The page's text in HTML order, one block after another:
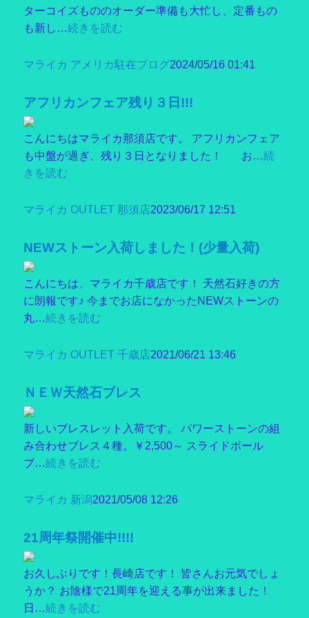
ターコイズもののオーダー準備も大忙し、定番もの
も新し…続きを読む
マライカ アメリカ駐在ブログ2024/05/16 01:41
アフリカンフェア残り３日!!!
こんにちはマライカ那須店です。 アフリカンフェア
も中盤が過ぎ、残り３日となりました！ お…続
きを読む
マライカ OUTLET 那須店2023/06/17 12:51
NEWストーン入荷しました！(少量入荷)
こんにちは、マライカ千歳店です！ 天然石好きの方
に朗報です♪ 今までお店になかったNEWストーンの
丸…続きを読む
マライカ OUTLET 千歳店2021/06/21 13:46
ＮＥＷ天然石ブレス
新しいブレスレット入荷です。 パワーストーンの組
み合わせブレス４種。￥2,500～ スライドボール
ブ…続きを読む
マライカ 新潟2021/05/08 12:26
21周年祭開催中!!!!
お久しぶりです！長崎店です！ 皆さんお元気でしょ
うか？ お陰様で21周年を迎える事が出来ました！
日…続きを読む